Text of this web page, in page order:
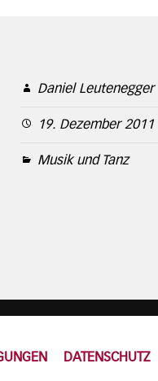
Daniel Leutenegger
19. Dezember 2011
Musik und Tanz
DATENSCHUTZ